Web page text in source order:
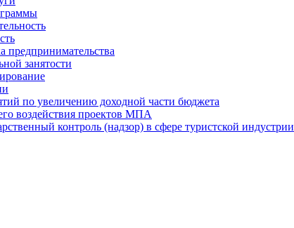
предпринимательства
занятости
по увеличению доходной части бюджета
воздействия проектов МПА
контроль (надзор) в сфере туристской индустрии